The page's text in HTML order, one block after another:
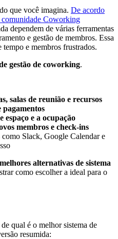
que você imagina. De acordo
Coworking
dependem de várias ferramentas
e gestão de membros. Essa
tempo e membros frustrados.
gestão de coworking.
salas de reunião e recursos
espaço e a ocupação
membros e check-ins
Slack, Google Calendar e
alternativas de sistema
como escolher a ideal para o
qual é o melhor sistema de
resumida: